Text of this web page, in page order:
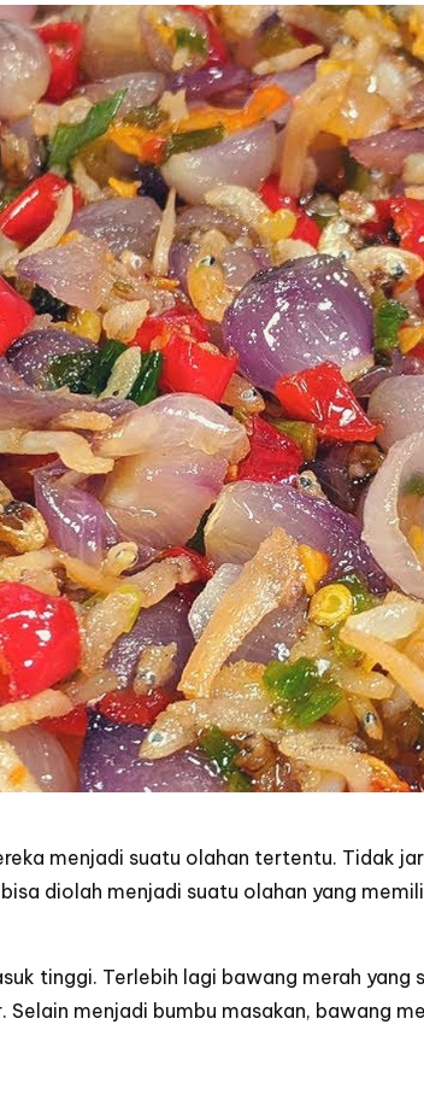
menjadi suatu olahan tertentu. Tidak
diolah menjadi suatu olahan yang
tinggi. Terlebih lagi bawang merah yang
menjadi bumbu masakan, bawang